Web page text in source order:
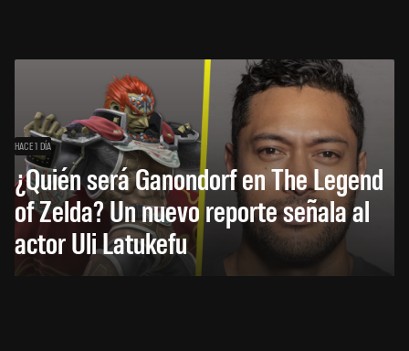
HACE 1 DÍA
¿Quién será Ganondorf en The Legend
of Zelda? Un nuevo reporte señala al
actor Uli Latukefu